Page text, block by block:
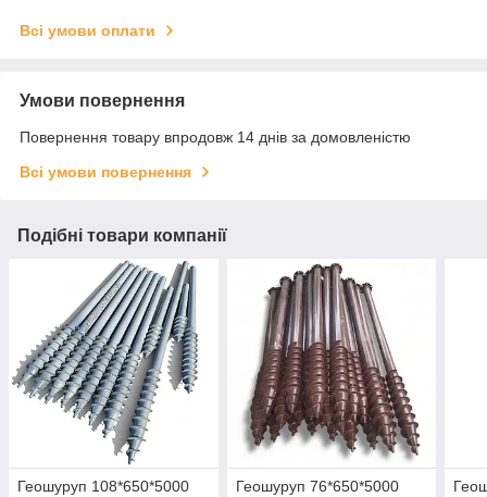
Всі умови оплати
Умови повернення
Повернення товару впродовж 14 днів за домовленістю
Всі умови повернення
Подібні товари компанії
Геошуруп 108*650*5000 Геошуруп 76*650*5000